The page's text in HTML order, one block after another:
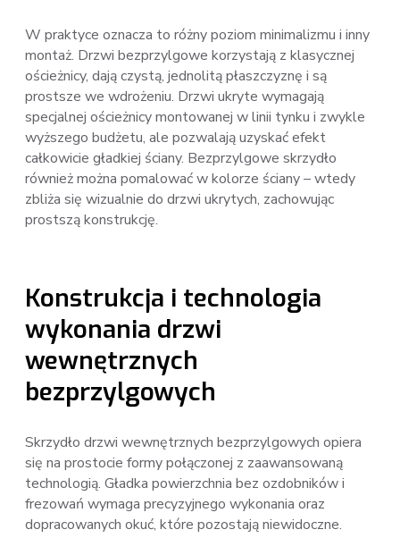
W praktyce oznacza to różny poziom minimalizmu i inny
montaż. Drzwi bezprzylgowe korzystają z klasycznej
ościeżnicy, dają czystą, jednolitą płaszczyznę i są
prostsze we wdrożeniu. Drzwi ukryte wymagają
specjalnej ościeżnicy montowanej w linii tynku i zwykle
wyższego budżetu, ale pozwalają uzyskać efekt
całkowicie gładkiej ściany. Bezprzylgowe skrzydło
również można pomalować w kolorze ściany – wtedy
zbliża się wizualnie do drzwi ukrytych, zachowując
prostszą konstrukcję.
Konstrukcja i technologia
wykonania drzwi
wewnętrznych
bezprzylgowych
Skrzydło drzwi wewnętrznych bezprzylgowych opiera
się na prostocie formy połączonej z zaawansowaną
technologią. Gładka powierzchnia bez ozdobników i
frezowań wymaga precyzyjnego wykonania oraz
dopracowanych okuć, które pozostają niewidoczne.